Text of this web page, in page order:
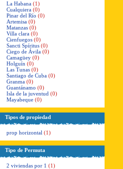
La Habana (1)
Cualquiera (0)
Pinar del Río (0)
Artemisa (0)
Matanzas (0)
Villa clara (0)
Cienfuegos (0)
Sancti Spíritus (0)
Ciego de Ávila (0)
Camagüey (0)
Holguín (0)
Las Tunas (0)
Santiago de Cuba (0)
Granma (0)
Guantánamo (0)
Isla de la juventud (0)
Mayabeque (0)
Tipos de propiedad
prop horizontal (1)
Tipo de Permuta
2 viviendas por 1 (1)